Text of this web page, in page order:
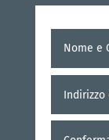
Cognome
mail *